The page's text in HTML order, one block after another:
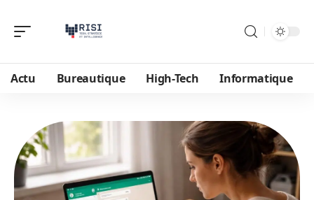
Actu Bureautique High-Tech Informatique